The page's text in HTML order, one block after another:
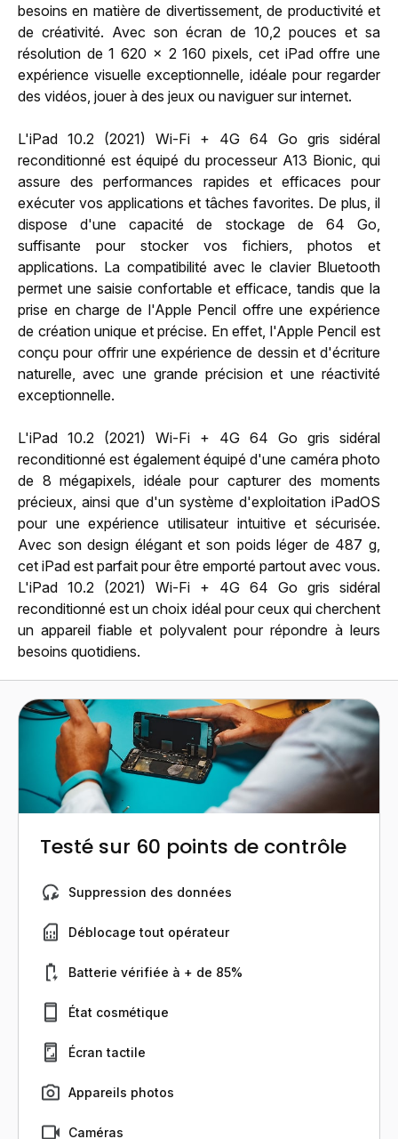
besoins en matière de divertissement, de productivité et
de créativité. Avec son écran de 10,2 pouces et sa
résolution de 1 620 x 2 160 pixels, cet iPad offre une
expérience visuelle exceptionnelle, idéale pour regarder
des vidéos, jouer à des jeux ou naviguer sur internet.
L'iPad 10.2 (2021) Wi-Fi + 4G 64 Go gris sidéral
reconditionné est équipé du processeur A13 Bionic, qui
assure des performances rapides et efficaces pour
exécuter vos applications et tâches favorites. De plus, il
dispose d'une capacité de stockage de 64 Go,
suffisante pour stocker vos fichiers, photos et
applications. La compatibilité avec le clavier Bluetooth
permet une saisie confortable et efficace, tandis que la
prise en charge de l'Apple Pencil offre une expérience
de création unique et précise. En effet, l'Apple Pencil est
conçu pour offrir une expérience de dessin et d'écriture
naturelle, avec une grande précision et une réactivité
exceptionnelle.
L'iPad 10.2 (2021) Wi-Fi + 4G 64 Go gris sidéral
reconditionné est également équipé d'une caméra photo
de 8 mégapixels, idéale pour capturer des moments
précieux, ainsi que d'un système d'exploitation iPadOS
pour une expérience utilisateur intuitive et sécurisée.
Avec son design élégant et son poids léger de 487 g,
cet iPad est parfait pour être emporté partout avec vous.
L'iPad 10.2 (2021) Wi-Fi + 4G 64 Go gris sidéral
reconditionné est un choix idéal pour ceux qui cherchent
un appareil fiable et polyvalent pour répondre à leurs
besoins quotidiens.
Testé sur 60 points de contrôle
Suppression des données
Déblocage tout opérateur
Batterie vérifiée à + de 85%
État cosmétique
Écran tactile
Appareils photos
Caméras